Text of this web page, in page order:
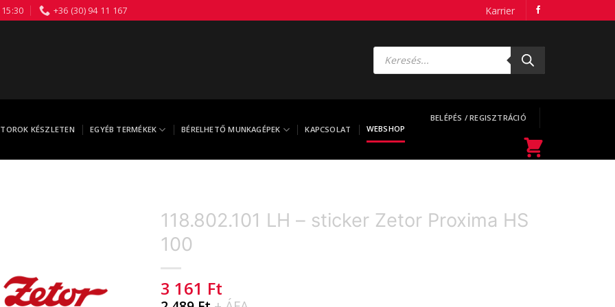
+36 (30) 94 11 167 Karrier
Products
search
KÉSZLETEN EGYÉB TERMÉKEK BÉRELHETŐ MUNKAGÉPEK KAPCSOLAT WEBSHOP
BELÉPÉS / REGISZTRÁCIÓ
118.802.101 LH – sticker Zetor Proxima HS
100
3 161 Ft